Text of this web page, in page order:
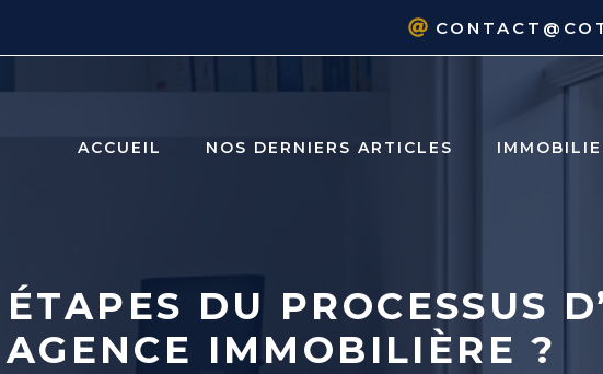
ACCUEIL NOS DERNIERS ARTICLES
DU PROCESSUS
IMMOBILIÈRE ?